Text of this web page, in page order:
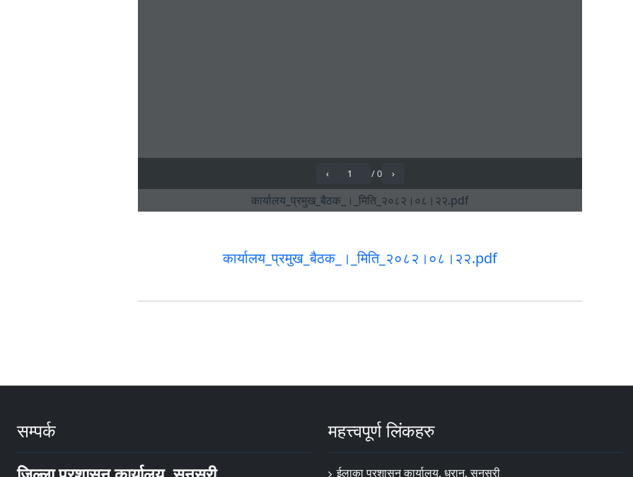
कार्यालय_प्रमुख_बैठक_।_मिति_२०८२।०८।२२.pdf
सम्पर्क महत्त्वपूर्ण लिंकहरु
ईलाका प्रशासन कार्यालय, धरान, सुनसरी